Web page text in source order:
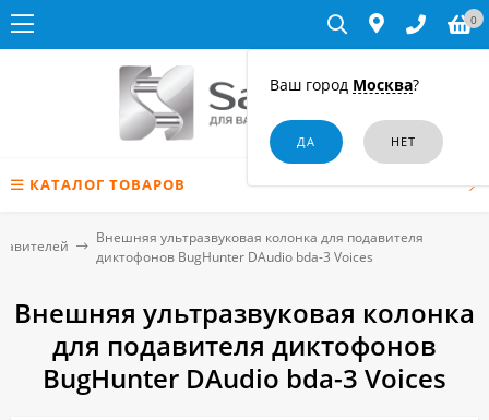
Ваш город Москва?
0
КАТАЛОГ ТОВАРОВ
Внешняя ультразвуковая колонка для подавителя
диктофонов BugHunter DAudio bda-3 Voices
Внешняя ультразвуковая колонка
для подавителя диктофонов
BugHunter DAudio bda-3 Voices